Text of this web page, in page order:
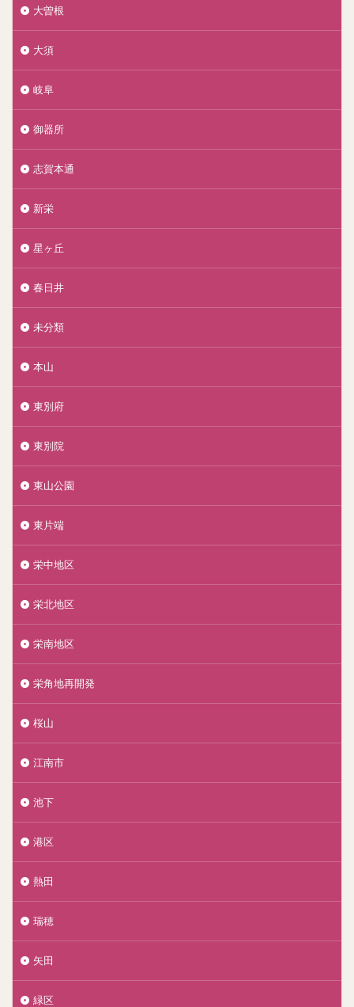
大曽根
大須
岐阜
御器所
志賀本通
新栄
星ヶ丘
春日井
未分類
本山
東別府
東別院
東山公園
東片端
栄中地区
栄北地区
栄南地区
栄角地再開発
桜山
江南市
池下
港区
熱田
瑞穂
矢田
緑区